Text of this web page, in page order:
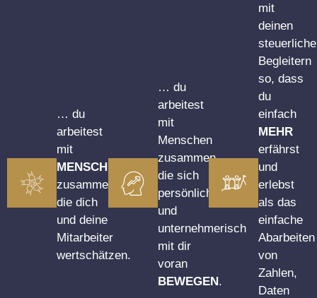
… du
arbeitest
mit
MENSCHEN
zusammen,
die dich
und deine
Mitarbeiter
wertschätzen.
… du
arbeitest
mit
Menschen
zusammen,
die sich
persönlich
und
unternehmerisch
mit dir
voran
BEWEGEN .
mit
deinen
Begleitern
so, dass
du
einfach
MEHR
erfährst
und
erlebst
als das
einfache
Abarbeiten
von
Zahlen,
Daten